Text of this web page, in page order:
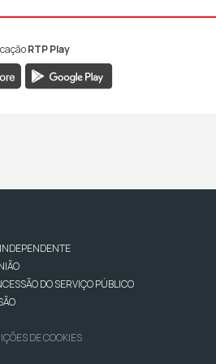
1
Antena 1
Antena 1
RTP Play
DO SERVIÇO PÚBLICO
DE COOKIES